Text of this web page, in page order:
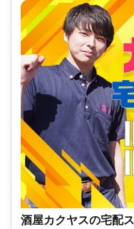
酒屋カクヤスの宅配